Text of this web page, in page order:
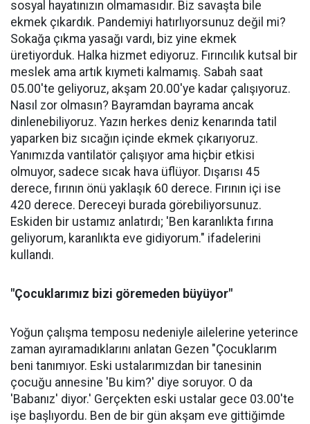
sosyal hayatınızın olmamasıdır. Biz savaşta bile
ekmek çıkardık. Pandemiyi hatırlıyorsunuz değil mi?
Sokağa çıkma yasağı vardı, biz yine ekmek
üretiyorduk. Halka hizmet ediyoruz. Fırıncılık kutsal bir
meslek ama artık kıymeti kalmamış. Sabah saat
05.00'te geliyoruz, akşam 20.00'ye kadar çalışıyoruz.
Nasıl zor olmasın? Bayramdan bayrama ancak
dinlenebiliyoruz. Yazın herkes deniz kenarında tatil
yaparken biz sıcağın içinde ekmek çıkarıyoruz.
Yanımızda vantilatör çalışıyor ama hiçbir etkisi
olmuyor, sadece sıcak hava üflüyor. Dışarısı 45
derece, fırının önü yaklaşık 60 derece. Fırının içi ise
420 derece. Dereceyi burada görebiliyorsunuz.
Eskiden bir ustamız anlatırdı; 'Ben karanlıkta fırına
geliyorum, karanlıkta eve gidiyorum." ifadelerini
kullandı.
"Çocuklarımız bizi göremeden büyüyor"
Yoğun çalışma temposu nedeniyle ailelerine yeterince
zaman ayıramadıklarını anlatan Gezen "Çocuklarım
beni tanımıyor. Eski ustalarımızdan bir tanesinin
çocuğu annesine 'Bu kim?' diye soruyor. O da
'Babanız' diyor.' Gerçekten eski ustalar gece 03.00'te
işe başlıyordu. Ben de bir gün akşam eve gittiğimde